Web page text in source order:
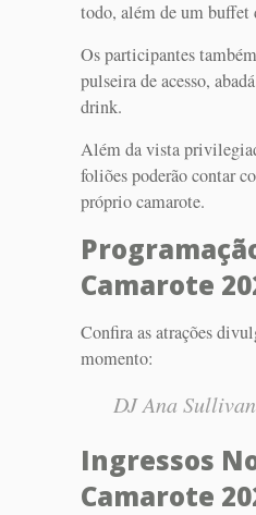
todo, além de um buffet
Os participantes
pulseira de acesso,
drink.
Além da vista
foliões poderão contar
próprio camarote.
Camarote
Confira as atrações
momento:
DJ Ana Sullivan
Ingressos
Camarote